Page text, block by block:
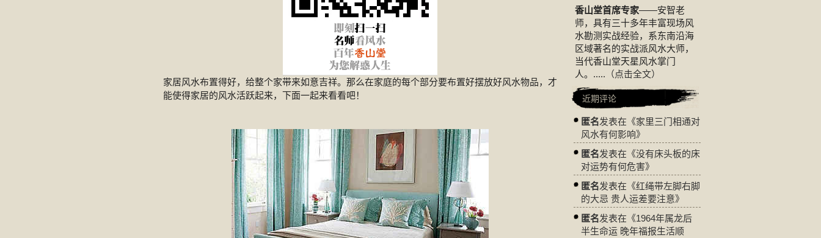
家居风水布置得好，给整个家带来如意吉祥。那么在家庭的每个部分要布置好摆放好风水物品，才
能使得家居的风水活跃起来，下面一起来看看吧！
香山堂首席专家——安智老
师，具有三十多年丰富现场风
水勘测实战经验，系东南沿海
区域著名的实战派风水大师，
当代香山堂天星风水掌门
人。..... （点击全文）
近期评论
匿名发表在《家里三门相通对
风水有何影响》
匿名发表在《没有床头板的床
对运势有何危害》
匿名发表在《红绳带左脚右脚
的大忌 贵人运差要注意》
匿名发表在《1964年属龙后
半生命运 晚年福报生活顺